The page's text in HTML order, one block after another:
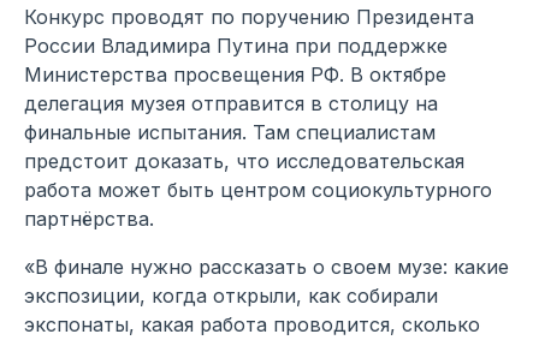
Конкурс проводят по поручению Президента
России Владимира Путина при поддержке
Министерства просвещения РФ. В октябре
делегация музея отправится в столицу на
финальные испытания. Там специалистам
предстоит доказать, что исследовательская
работа может быть центром социокультурного
партнёрства.
«В финале нужно рассказать о своем музе: какие
экспозиции, когда открыли, как собирали
экспонаты, какая работа проводится, сколько